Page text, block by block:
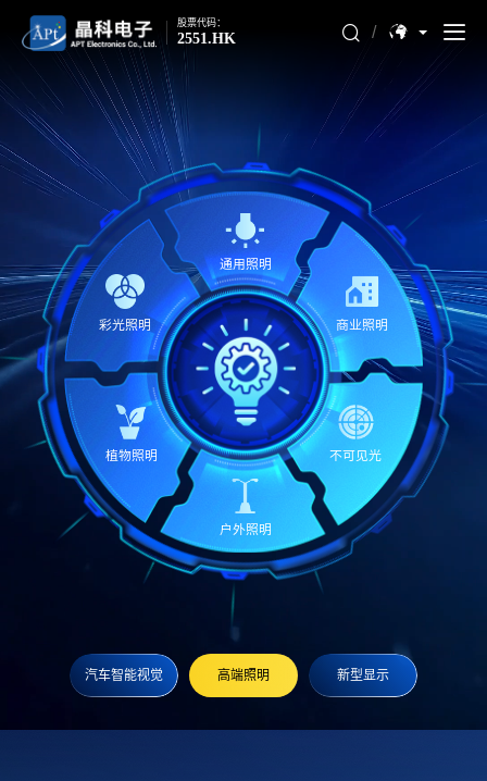
股票代码：
2551.HK /
汽车智能视觉 高端照明 新型显示
通用照明
彩光照明
植物照明
户外照明
商业照明
不可见光